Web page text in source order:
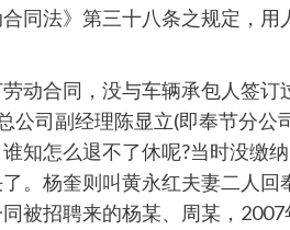
同法》第三十八条之规定，
动合同，没与车辆承包人签
公司副经理陈显立(即奉节分
知怎么退不了休呢?当时没缴
。杨奎则叫黄永红夫妻二人
被招聘来的杨某、周某，